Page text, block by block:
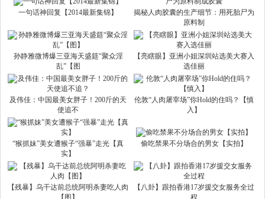
一句话神回复【2014最新集锦】
揭秘人肉胶囊的生产细节：用死胎尸为
原料制
孙静雅微博爆三亚海天盛筵“聚众淫
乱”【图
【亮瞎眼】亚洲小姐深圳站选美大赛入
选佳丽
及伟佳：中国最美女胖子！200斤的天
使追不
伦敦“人肉屠宰场”你Hold的住吗？【慎
入】
“猴抓妹”美女遭猴子“强暴”走光【真
实】
偷吃禁果不分场合的男女【实拍】
【残暴】乌干达前总统阿明杀妻吃人肉
【图】
【八卦】跟拍香港17岁援交女服务全过
程